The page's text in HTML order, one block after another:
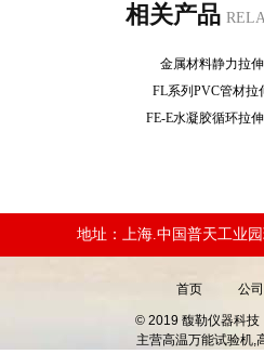
相关产品
金属材料静力拉
FL系列PVC管材
FE-E水凝胶循环拉
地址：上海.中国普天工业
首页 公
© 2019 馥勒仪器科技
主营高温万能试验机,